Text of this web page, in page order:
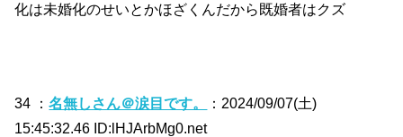
化は未婚化のせいとかほざくんだから既婚者はクズ
34 ：名無しさん＠涙目です。
：2024/09/07(土)
15:45:32.46 ID:lHJArbMg0.net